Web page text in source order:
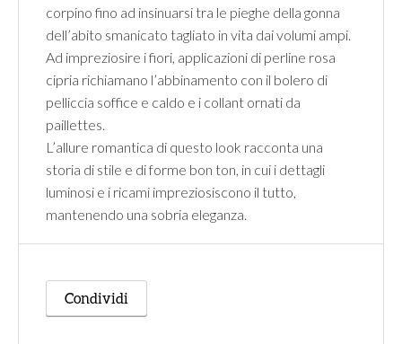
corpino fino ad insinuarsi tra le pieghe della gonna
dell’abito smanicato tagliato in vita dai volumi ampi.
Ad impreziosire i fiori, applicazioni di perline rosa
cipria richiamano l’abbinamento con il bolero di
pelliccia soffice e caldo e i collant ornati da
paillettes.
L’allure romantica di questo look racconta una
storia di stile e di forme bon ton, in cui i dettagli
luminosi e i ricami impreziosiscono il tutto,
mantenendo una sobria eleganza.
Condividi